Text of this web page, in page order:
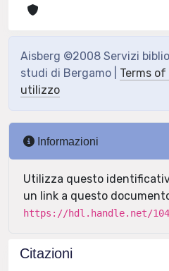
Aisberg ©2008 Servizi
studi di Bergamo | Terms
utilizzo
Informazioni
Utilizza questo
un link a questo
https://hdl.handle.net/
Citazioni